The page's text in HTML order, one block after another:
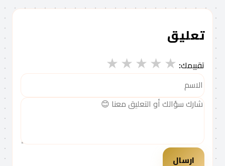
تعليق
تقييمك: ★
★
★
★
★
ارسال